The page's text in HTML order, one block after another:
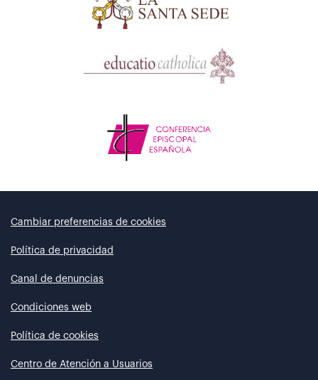
Cambiar preferencias de cookies
Política de privacidad
Canal de denuncias
Condiciones web
Política de cookies
Centro de Atención a Usuarios